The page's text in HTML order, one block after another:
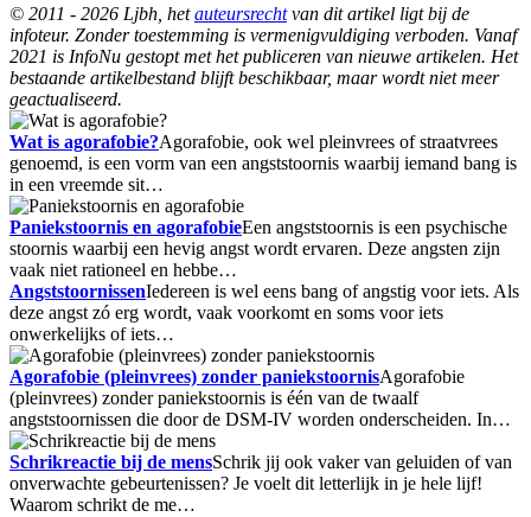
© 2011 - 2026 Ljbh, hetauteursrechtvan dit artikel ligt bij de
infoteur. Zonder toestemming is vermenigvuldiging verboden. Vanaf
2021 is InfoNu gestopt met het publiceren van nieuwe artikelen. Het
bestaande artikelbestand blijft beschikbaar, maar wordt niet meer
geactualiseerd.
Wat is agorafobie?Agorafobie, ook wel pleinvrees of straatvrees
genoemd, is een vorm van een angststoornis waarbij iemand bang is
in een vreemde sit…
Paniekstoornis en agorafobieEen angststoornis is een psychische
stoornis waarbij een hevig angst wordt ervaren. Deze angsten zijn
vaak niet rationeel en hebbe…
AngststoornissenIedereen is wel eens bang of angstig voor iets. Als
deze angst zó erg wordt, vaak voorkomt en soms voor iets
onwerkelijks of iets…
Agorafobie (pleinvrees) zonder paniekstoornisAgorafobie
(pleinvrees) zonder paniekstoornis is één van de twaalf
angststoornissen die door de DSM-IV worden onderscheiden. In…
Schrikreactie bij de mensSchrik jij ook vaker van geluiden of van
onverwachte gebeurtenissen? Je voelt dit letterlijk in je hele lijf!
Waarom schrikt de me…